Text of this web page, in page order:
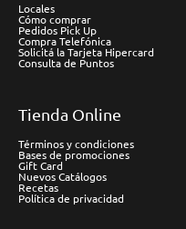
Locales
Cómo comprar
Pedidos Pick Up
Compra Telefónica
Solicitá la Tarjeta Hipercard
Consulta de Puntos
Tienda Online
Términos y condiciones
Bases de promociones
Gift Card
Nuevos Catálogos
Recetas
Política de privacidad